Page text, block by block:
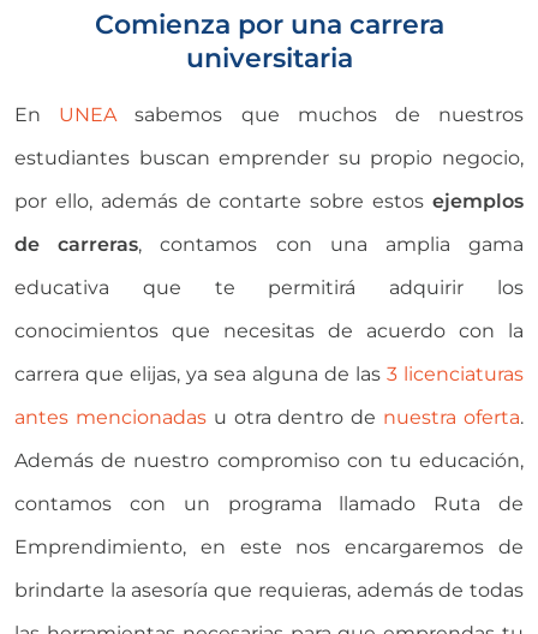
Comienza por una carrera
universitaria
En UNEA sabemos que muchos de nuestros
estudiantes buscan emprender su propio negocio,
por ello, además de contarte sobre estos ejemplos
de carreras, contamos con una amplia gama
educativa que te permitirá adquirir los
conocimientos que necesitas de acuerdo con la
carrera que elijas, ya sea alguna de las 3 licenciaturas
antes mencionadasu otra dentro de nuestra oferta.
Además de nuestro compromiso con tu educación,
contamos con un programa llamado Ruta de
Emprendimiento, en este nos encargaremos de
brindarte la asesoría que requieras, además de todas